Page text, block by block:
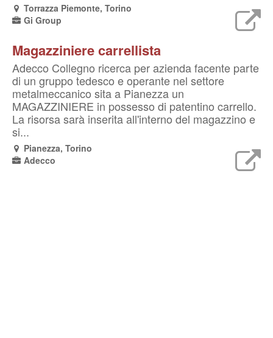
Torrazza Piemonte, Torino
Gi Group
Magazziniere carrellista
Adecco Collegno ricerca per azienda facente parte
di un gruppo tedesco e operante nel settore
metalmeccanico sita a Pianezza un
MAGAZZINIERE in possesso di patentino carrello.
La risorsa sarà inserita all'interno del magazzino e
si...
Pianezza, Torino
Adecco